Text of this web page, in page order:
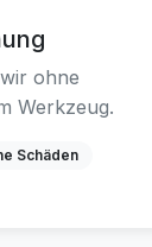
ohne
Werkzeug.
Schäden